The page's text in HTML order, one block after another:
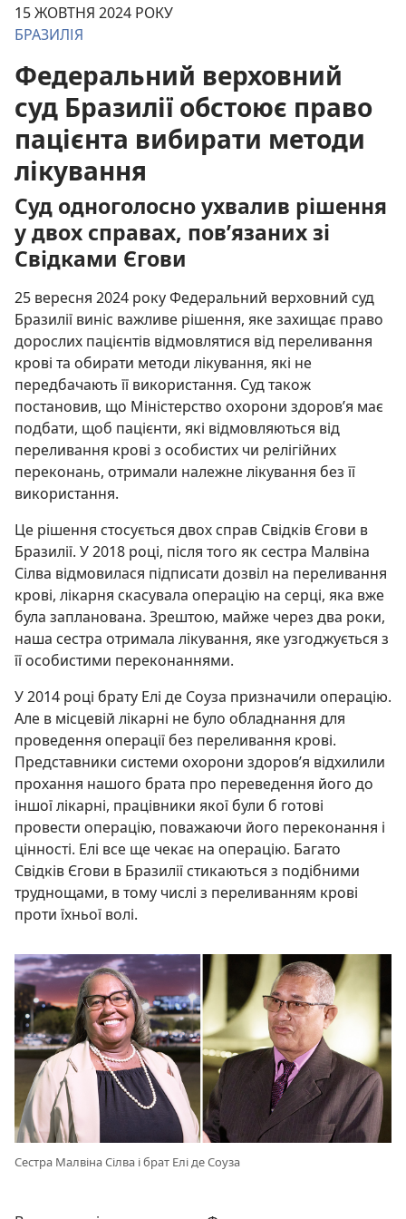
15 ЖОВТНЯ 2024 РОКУ
БРАЗИЛІЯ
Федеральний верховний
суд Бразилії обстоює право
пацієнта вибирати методи
лікування
Суд одноголосно ухвалив рішення
у двох справах, пов’язаних зі
Свідками Єгови
25 вересня 2024 року Федеральний верховний суд
Бразилії виніс важливе рішення, яке захищає право
дорослих пацієнтів відмовлятися від переливання
крові та обирати методи лікування, які не
передбачають її використання. Суд також
постановив, що Міністерство охорони здоров’я має
подбати, щоб пацієнти, які відмовляються від
переливання крові з особистих чи релігійних
переконань, отримали належне лікування без її
використання.
Це рішення стосується двох справ Свідків Єгови в
Бразилії. У 2018 році, після того як сестра Малвіна
Сілва відмовилася підписати дозвіл на переливання
крові, лікарня скасувала операцію на серці, яка вже
була запланована. Зрештою, майже через два роки,
наша сестра отримала лікування, яке узгоджується з
її особистими переконаннями.
У 2014 році брату Елі де Соуза призначили операцію.
Але в місцевій лікарні не було обладнання для
проведення операції без переливання крові.
Представники системи охорони здоров’я відхилили
прохання нашого брата про переведення його до
іншої лікарні, працівники якої були б готові
провести операцію, поважаючи його переконання і
цінності. Елі все ще чекає на операцію. Багато
Свідків Єгови в Бразилії стикаються з подібними
труднощами, в тому числі з переливанням крові
проти їхньої волі.
Сестра Малвіна Сілва і брат Елі де Соуза